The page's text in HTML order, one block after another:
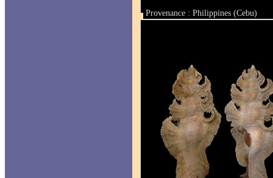
Provenance : Philippines (Cebu)
Taille : 73 mm